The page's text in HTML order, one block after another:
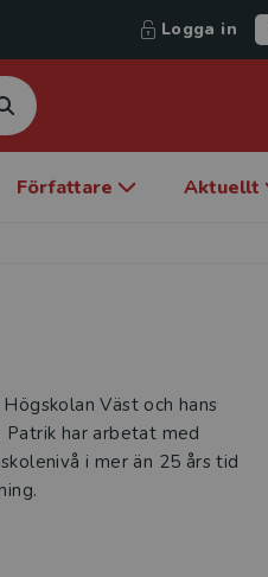
Logga in
Författare Aktuellt
Väst och hans
har arbetat med
i mer än 25 års tid